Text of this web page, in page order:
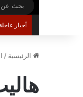
أخبار
الرئيسية /